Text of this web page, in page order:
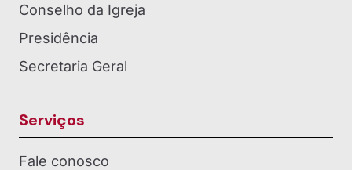
Conselho da Igreja
Presidência
Secretaria Geral
Serviços
Fale conosco